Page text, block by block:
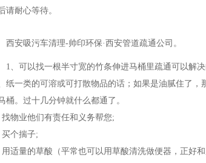
请耐心等待。
西安吸污车清理-帅印环保·西安管道疏通公司。
1、可以找一根半寸宽的竹条伸进马桶里疏通可以解
纸一类的可溶或可打散物品的话；如果是油腻住了
桶。过十几分钟就什么都通了。
找物业他们有责任和义务帮您;
买个揣子;
用适量的草酸（平常也可以用草酸清洗做便器，正好